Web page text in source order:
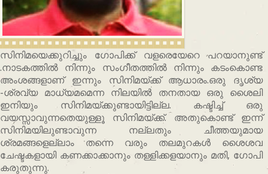
സിനിമയെക്കുറിച്ചും ഗോപിക്ക് വളരെയേറെ പറയാനുണ്ട്
.നാടകത്തിൽ നിന്നും സംഗീതത്തിൽ നിന്നും കടംകൊണ്ട
അംശങ്ങളാണ് ഇന്നും സിനിമയ്ക്ക് ആധാരം.ഒരു ദൃശ്യ
-ശ്രവ്യ മാധ്യമമെന്ന നിലയിൽ തനതായ ഒരു ശൈലി
ഇനിയും സിനിമയ്ക്കുണ്ടായിട്ടില്ല. കഷ്ടിച്ച് ഒരു
വയസ്സാവുന്നതെയുള്ളൂ സിനിമയ്ക്ക്. അതുകൊണ്ട് ഇന്ന്
സിനിമയിലുണ്ടാവുന്ന നല്ലതും ചീത്തയുമായ
ശ്രമങ്ങളെല്ലാം തന്നെ വരും തലമുറകൾ ശൈശവ
ചേഷ്ടകളായി കണക്കാക്കാനും തള്ളിക്കളയാനും മതി, ഗോപി
കരുതുന്നു.